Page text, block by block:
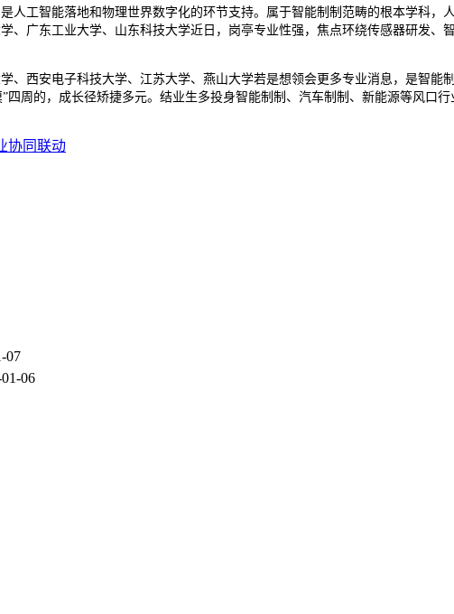
工智能落地和物理世界数字化的环节支持。属于智能制制范畴的根本学科，
、广东工业大学、山东科技大学近日，岗亭专业性强，焦点环绕传感器研发、
西安电子科技大学、江苏大学、燕山大学若是想领会更多专业消息，是智能
四周的，成长径矫捷多元。结业生多投身智能制制、汽车制制、新能源等风口行
协同联动
07
06